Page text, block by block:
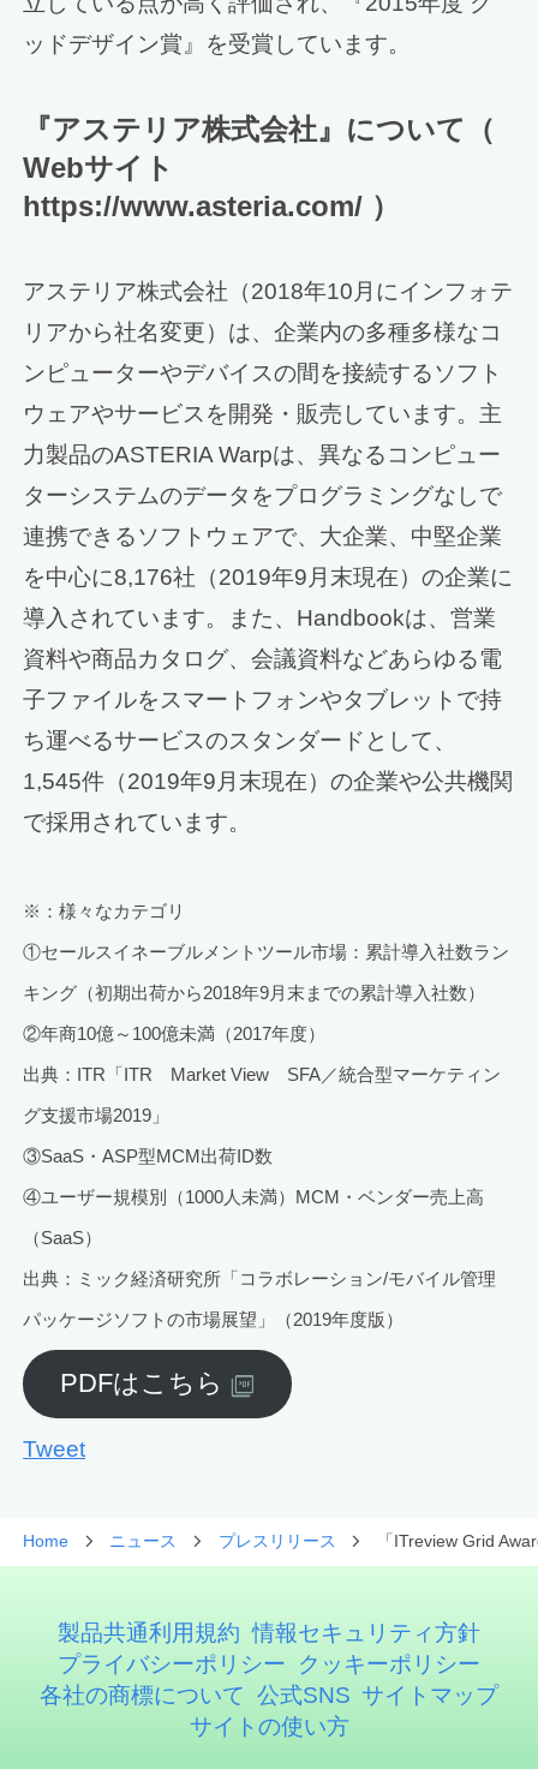
ッドデザイン賞』を受賞しています。
『アステリア株式会社』について（
Webサイト
https://www.asteria.com/ ）
アステリア株式会社（2018年10月にインフォテ
リアから社名変更）は、企業内の多種多様なコ
ンピューターやデバイスの間を接続するソフト
ウェアやサービスを開発・販売しています。主
力製品のASTERIA Warpは、異なるコンピュー
ターシステムのデータをプログラミングなしで
連携できるソフトウェアで、大企業、中堅企業
を中心に8,176社（2019年9月末現在）の企業に
導入されています。また、Handbookは、営業
資料や商品カタログ、会議資料などあらゆる電
子ファイルをスマートフォンやタブレットで持
ち運べるサービスのスタンダードとして、
1,545件（2019年9月末現在）の企業や公共機関
で採用されています。
※：様々なカテゴリ
①セールスイネーブルメントツール市場：累計導入社数ラン
キング（初期出荷から2018年9月末までの累計導入社数）
②年商10億～100億未満（2017年度）
出典：ITR「ITR Market View SFA／統合型マーケティン
グ支援市場2019」
③SaaS・ASP型MCM出荷ID数
④ユーザー規模別（1000人未満）MCM・ベンダー売上高
（SaaS）
出典：ミック経済研究所「コラボレーション/モバイル管理
パッケージソフトの市場展望」（2019年度版）
PDFはこちら
Tweet
Home ニュース プレスリリース 「ITreview Grid
製品共通利用規約 情報セキュリティ方針
プライバシーポリシー
クッキーポリシー
各社の商標について 公式SNS サイトマップ
サイトの使い方